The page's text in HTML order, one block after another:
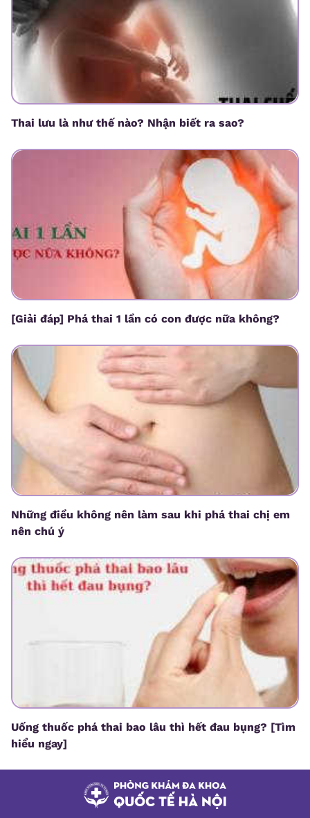
Thai lưu là như thế nào? Nhận biết ra sao?
[Giải đáp] Phá thai 1 lần có con được nữa không?
Những điều không nên làm sau khi phá thai chị em
nên chú ý
Uống thuốc phá thai bao lâu thì hết đau bụng? [Tìm
hiểu ngay]